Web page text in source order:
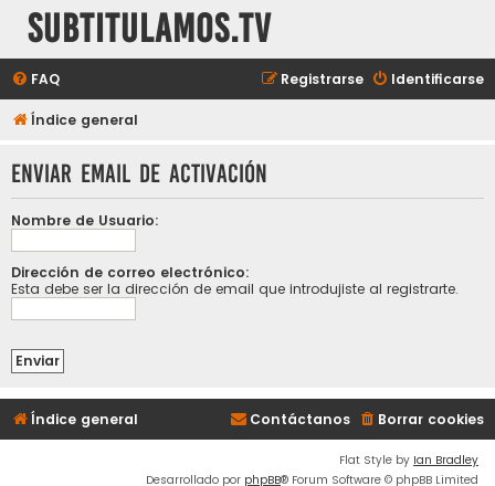
subtitulamos.tv
FAQ Identificarse
Registrarse
Índice general
Enviar email de activación
Nombre de Usuario:
Dirección de correo electrónico:
Esta debe ser la dirección de email que introdujiste al registrarte.
Índice general Borrar cookies
Contáctanos
Flat Style by Ian Bradley
Desarrollado por phpBB® Forum Software © phpBB Limited